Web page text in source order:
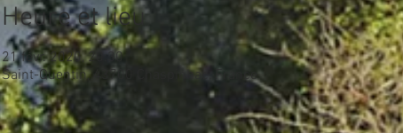
Heure et lieu
21 févr. 2020, 20:30
Saint-Quentin, 43700 Chaspinhac, France